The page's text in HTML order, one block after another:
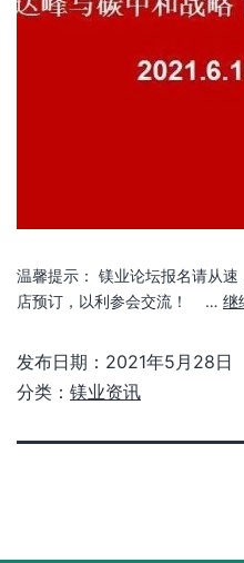
温馨提示： 镁业论坛报名请从
店预订，以利参会交流！ … 继
发布日期： 2021年5月28日
分类： 镁业资讯